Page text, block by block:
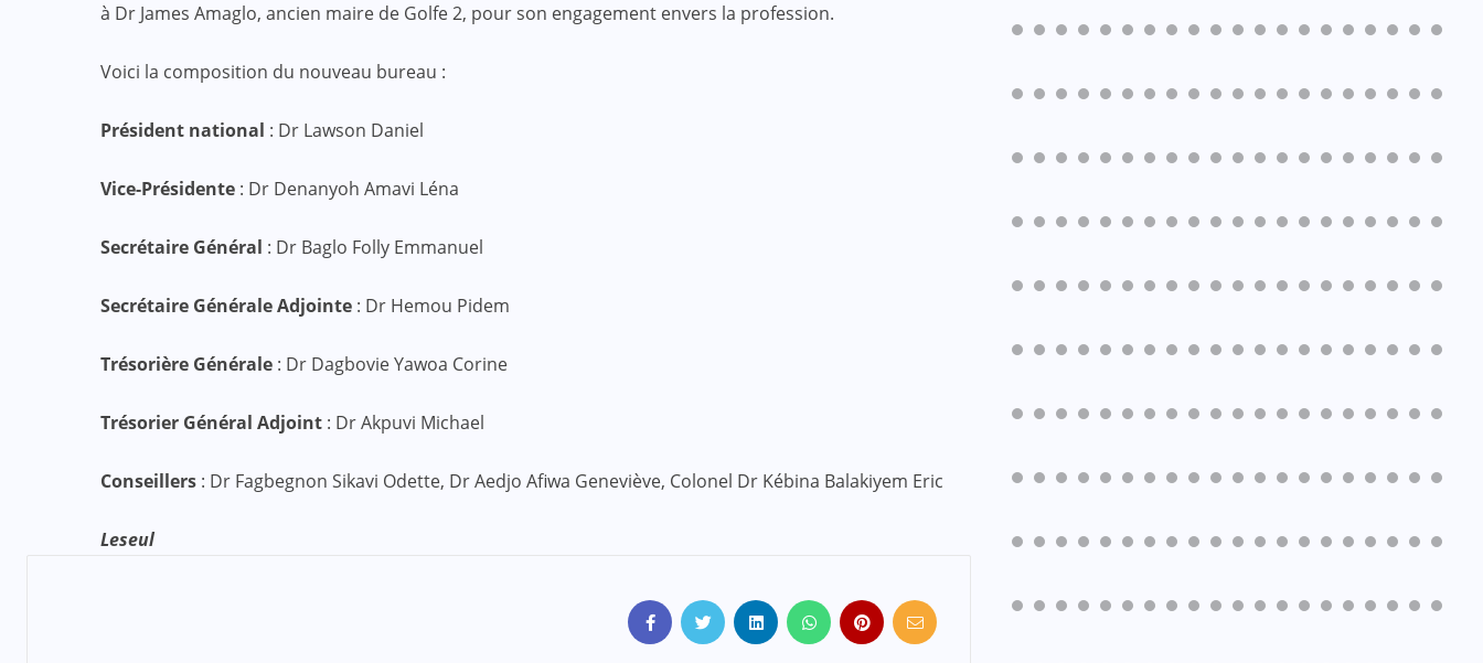
à Dr James Amaglo, ancien maire de Golfe 2, pour son engagement envers la profession.
Voici la composition du nouveau bureau :
Président national : Dr Lawson Daniel
Vice-Présidente : Dr Denanyoh Amavi Léna
Secrétaire Général : Dr Baglo Folly Emmanuel
Secrétaire Générale Adjointe : Dr Hemou Pidem
Trésorière Générale : Dr Dagbovie Yawoa Corine
Trésorier Général Adjoint : Dr Akpuvi Michael
Conseillers : Dr Fagbegnon Sikavi Odette, Dr Aedjo Afiwa Geneviève, Colonel Dr Kébina Balakiyem Eric
Leseul